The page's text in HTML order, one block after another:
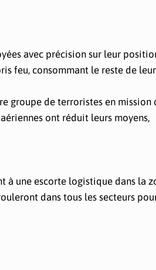
avec précision sur leur
feu, consommant le reste de
groupe de terroristes en mission
ont réduit leurs moyens,
à une escorte logistique dans la
dans tous les secteurs